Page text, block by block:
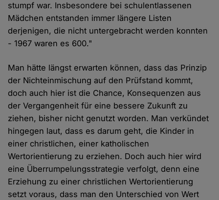
stumpf war. Insbesondere bei schulentlassenen
Mädchen entstanden immer längere Listen
derjenigen, die nicht untergebracht werden konnten
- 1967 waren es 600."
Man hätte längst erwarten können, dass das Prinzip
der Nichteinmischung auf den Prüfstand kommt,
doch auch hier ist die Chance, Konsequenzen aus
der Vergangenheit für eine bessere Zukunft zu
ziehen, bisher nicht genutzt worden. Man verkündet
hingegen laut, dass es darum geht, die Kinder in
einer christlichen, einer katholischen
Wertorientierung zu erziehen. Doch auch hier wird
eine Überrumpelungsstrategie verfolgt, denn eine
Erziehung zu einer christlichen Wertorientierung
setzt voraus, dass man den Unterschied von Wert